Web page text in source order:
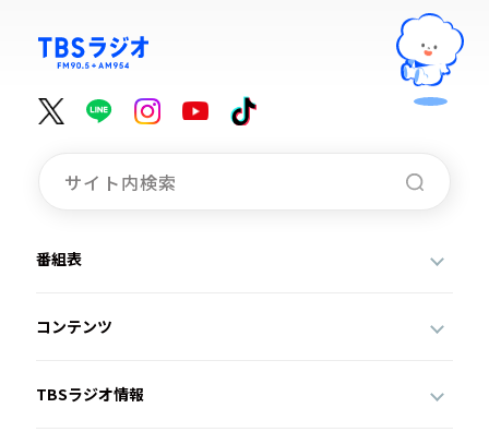
番組表
コンテンツ
TBSラジオ情報